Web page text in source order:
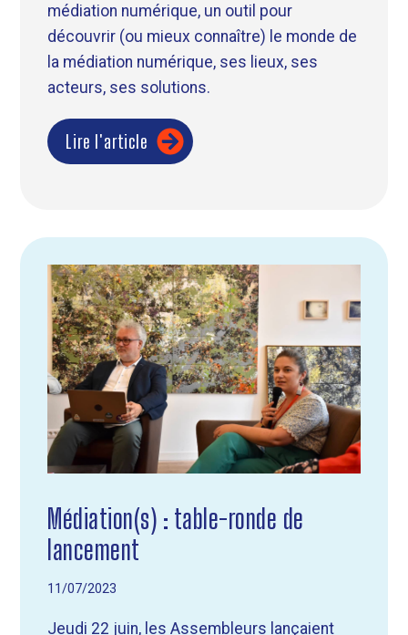
médiation numérique, un outil pour
découvrir (ou mieux connaître) le monde de
la médiation numérique, ses lieux, ses
acteurs, ses solutions.
Lire l'article
Médiation(s) : table-ronde de
lancement
11/07/2023
Jeudi 22 juin, les Assembleurs lançaient